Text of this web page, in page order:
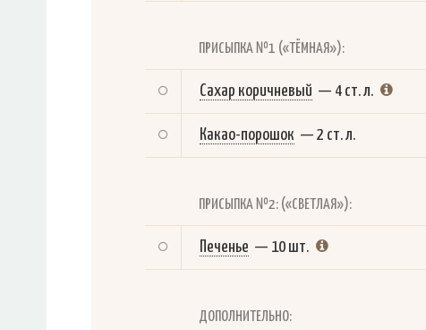
ПРИСЫПКА №1 («ТЁМНАЯ»):
Сахар коричневый — 4 ст. л.
Какао-порошок — 2 ст. л.
ПРИСЫПКА №2: («СВЕТЛАЯ»):
Печенье — 10 шт.
ДОПОЛНИТЕЛЬНО: